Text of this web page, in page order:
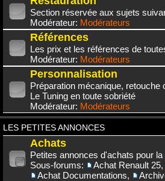
Section réservée aux sujets
Modérateur: Modérateurs
Références
Les prix et les références de
Modérateur: Modérateurs
Personnalisation
Préparation mécanique, retouche
Le Tuning en toute sobriété
Modérateur: Modérateurs
LES PETITES ANNONCES
Achats
Petites annonces d'achats pour la
Sous-forums:
Achat Renault 25,
Achat Documentations,